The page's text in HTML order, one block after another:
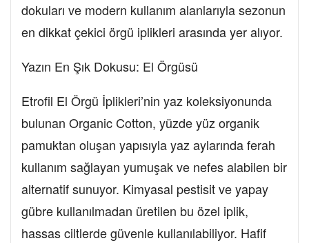
dokuları ve modern kullanım alanlarıyla sezonun
en dikkat çekici örgü iplikleri arasında yer alıyor.
Yazın En Şık Dokusu: El Örgüsü
Etrofil El Örgü İplikleri’nin yaz koleksiyonunda
bulunan Organic Cotton, yüzde yüz organik
pamuktan oluşan yapısıyla yaz aylarında ferah
kullanım sağlayan yumuşak ve nefes alabilen bir
alternatif sunuyor. Kimyasal pestisit ve yapay
gübre kullanılmadan üretilen bu özel iplik,
hassas ciltlerde güvenle kullanılabiliyor. Hafif